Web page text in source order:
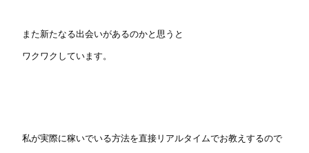
また新たなる出会いがあるのかと思うと
ワクワクしています。
私が実際に稼いでいる方法を直接リアルタイムでお教えするので